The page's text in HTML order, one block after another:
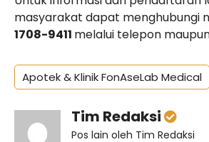
masyarakat dapat menghubungi
1708-9411 melalui telepon
Apotek & Klinik FonAseLab Medical
Tim Redaksi
Pos lain oleh Tim Redaksi